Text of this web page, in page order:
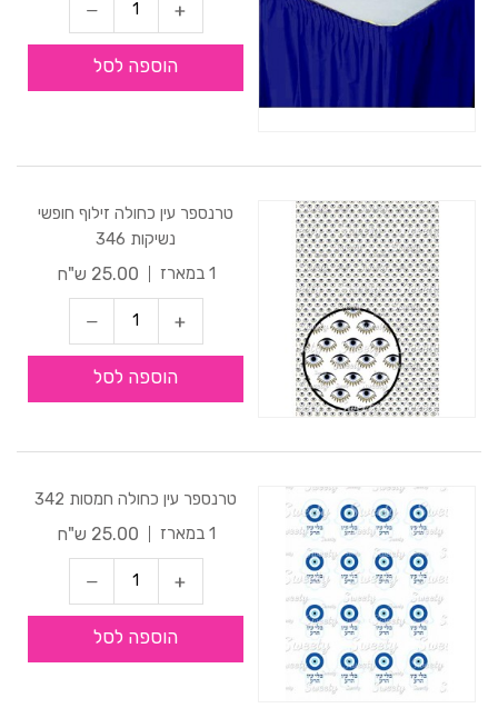
הוספה לסל
טרנספר עין כחולה זילוף חופשי
נשיקות 346
1 במארז
25.00 ש"ח
הוספה לסל
טרנספר עין כחולה חמסות 342
1 במארז
25.00 ש"ח
הוספה לסל